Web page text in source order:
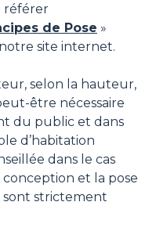
référer
de Pose »
site internet.
selon la hauteur,
être nécessaire
du public et dans
d’habitation
dans le cas
conception et la pose
sont strictement